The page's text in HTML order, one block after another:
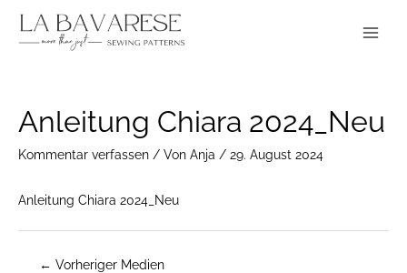
Inhalt
Anleitung Chiara 2024_Neu
Kommentar verfassen / Von Anja / 29. August 2024
Anleitung Chiara 2024_Neu
navigation
← Vorheriger Medien